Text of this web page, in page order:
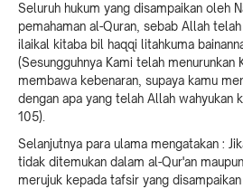
Seluruh hukum yang disampaikan oleh
pemahaman al-Quran, sebab Allah
ilaikal kitaba bil haqqi litahkuma
(Sesungguhnya Kami telah menurunkan
membawa kebenaran, supaya kamu
dengan apa yang telah Allah wahyukan
105).
Selanjutnya para ulama mengatakan :
tidak ditemukan dalam al-Qur'an
merujuk kepada tafsir yang